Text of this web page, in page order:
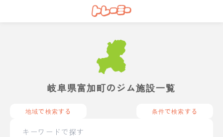
岐阜県富加町のジム施設一覧
地域で検索する 条件で検索する